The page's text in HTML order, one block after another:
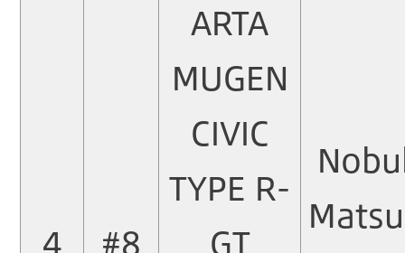
4 #8
ARTA
MUGEN
CIVIC
TYPE R-
GT